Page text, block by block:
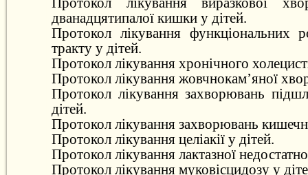
дванадцятипалої кишки у дітей.
Протокол лікування функціональних
тракту у дітей.
Протокол лікування хронічного
Протокол лікування жовчнокам’яної
Протокол лікування захворювань
дітей.
Протокол лікування захворювань
Протокол лікування целіакії у дітей.
Протокол лікування лактазної
Протокол лікування муковісцидозу у